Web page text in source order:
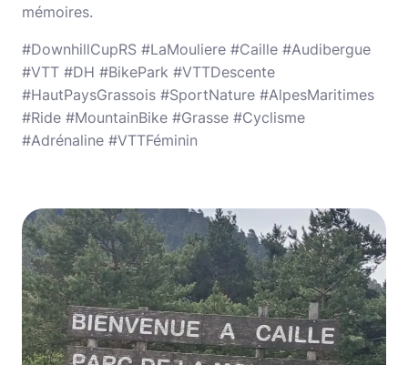
mémoires.
#DownhillCupRS #LaMouliere #Caille #Audibergue
#VTT #DH #BikePark #VTTDescente
#HautPaysGrassois #SportNature #AlpesMaritimes
#Ride #MountainBike #Grasse #Cyclisme
#Adrénaline #VTTFéminin